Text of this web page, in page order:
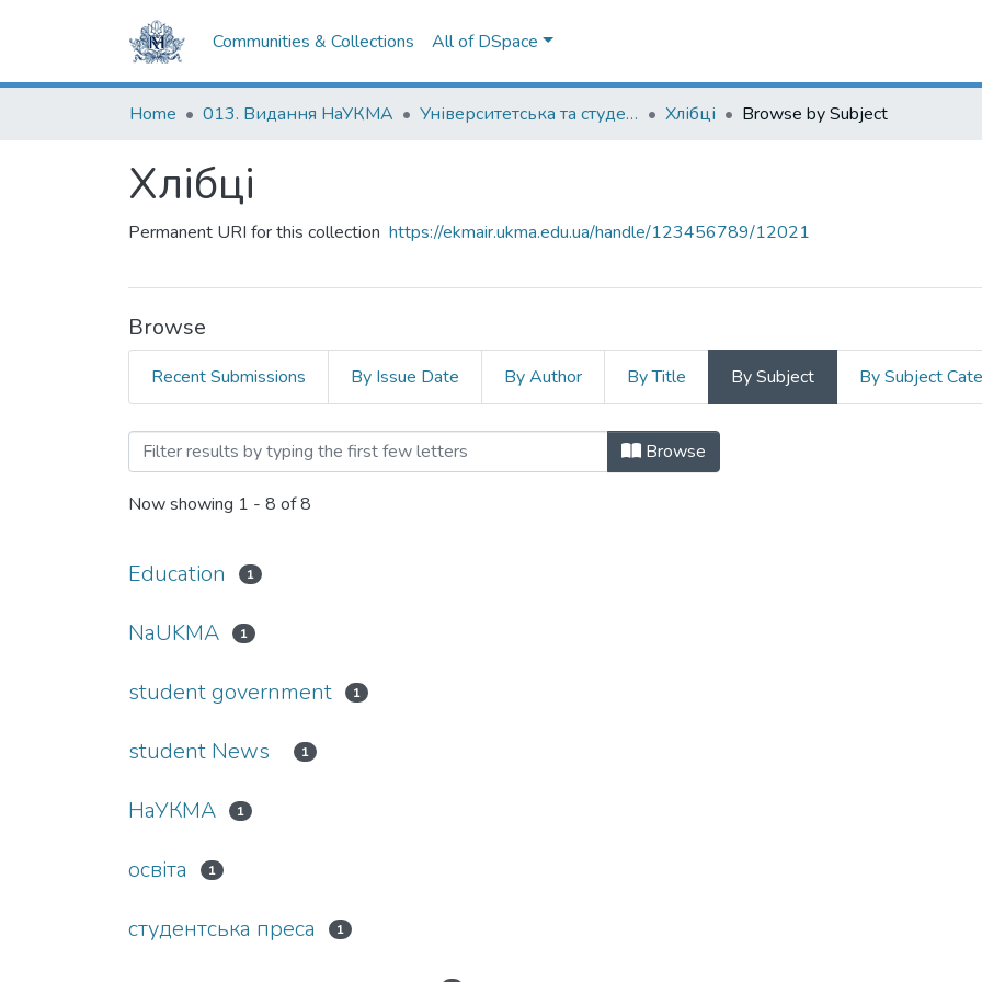
Communities & Collections All of DSpace
Home 013. Видання НаУКМА Університетська та студентська періодика Хлібці Browse by Subject
Хлібці
Permanent URI for this collection https://ekmair.ukma.edu.ua/handle/123456789/12021
Browse
Recent Submissions By Issue Date By Author By Title By Subject By Subject
Browsing Хлібці by Subject Browse
Now showing 1 - 8 of 8
Education 1
NaUKMA 1
student government 1
student News 1
НаУКМА 1
освіта 1
студентська преса 1